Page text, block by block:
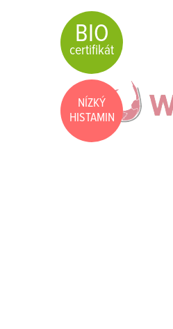
BIO
certifikát
NÍZKÝ
HISTAMIN